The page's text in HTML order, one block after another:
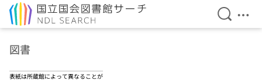
検索を
メ
図書
表紙は所蔵館によって異なることが